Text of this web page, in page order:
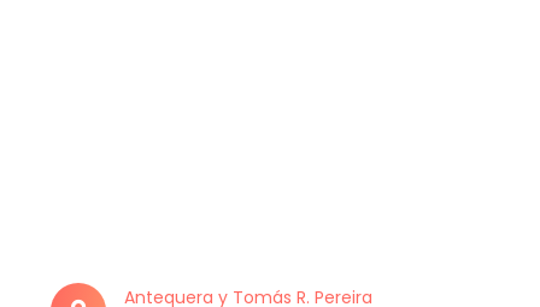
Antequera y Tomás R. Pereira